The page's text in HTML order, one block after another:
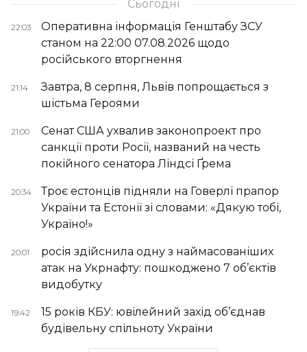
Сьогодні
22:03
Оперативна інформація Генштабу ЗСУ
станом на 22:00 07.08.2026 щодо
російського вторгнення
21:14
Завтра, 8 серпня, Львів попрощається з
шістьма Героями
21:00
Сенат США ухвалив законопроект про
санкції проти Росії, названий на честь
покійного сенатора Ліндсі Ґрема
20:34
Троє естонців підняли на Говерлі прапор
України та Естонії зі словами: «Дякую тобі,
Україно!»
20:01
росія здійснила одну з наймасованіших
атак на Укрнафту: пошкоджено 7 об’єктів
видобутку
19:42
15 років КБУ: ювілейний захід об’єднав
будівельну спільноту України